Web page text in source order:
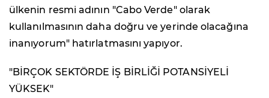
ülkenin resmi adının "Cabo Verde" olarak
kullanılmasının daha doğru ve yerinde olacağına
inanıyorum" hatırlatmasını yapıyor.
"BİRÇOK SEKTÖRDE İŞ BİRLİĞİ POTANSİYELİ
YÜKSEK"